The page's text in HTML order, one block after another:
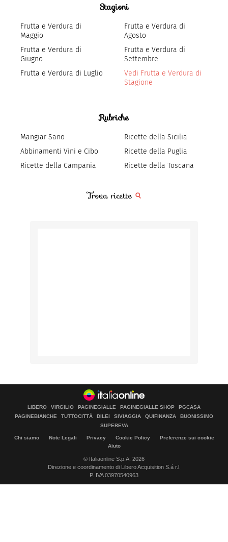
Stagioni
Frutta e Verdura di
Maggio
Frutta e Verdura di
Giugno
Frutta e Verdura di Luglio
Frutta e Verdura di
Agosto
Frutta e Verdura di
Settembre
Vedi Frutta e Verdura di
Stagione
Rubriche
Mangiar Sano
Abbinamenti Vini e Cibo
Ricette della Campania
Ricette della Sicilia
Ricette della Puglia
Ricette della Toscana
Trova ricette
LIBERO VIRGILIO PAGINEGIALLE PAGINEGIALLE SHOP
PGCASA
PAGINEBIANCHE
TUTTOCITTÀ DILEI SIVIAGGIA QUIFINANZA
BUONISSIMO
SUPEREVA
Chi siamo Note Legali Privacy Cookie Policy
Preferenze sui cookie
Aiuto
© Italiaonline S.p.A. 2026
Direzione e coordinamento di Libero Acquisition S.á r.l.
P. IVA 03970540963